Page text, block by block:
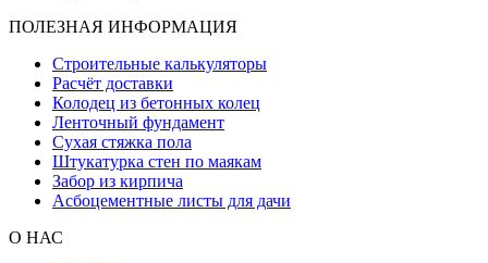
ПОЛЕЗНАЯ ИНФОРМАЦИЯ
Строительные калькуляторы
Расчёт доставки
Колодец из бетонных колец
Ленточный фундамент
Сухая стяжка пола
Штукатурка стен по маякам
Забор из кирпича
Асбоцементные листы для дачи
О НАС